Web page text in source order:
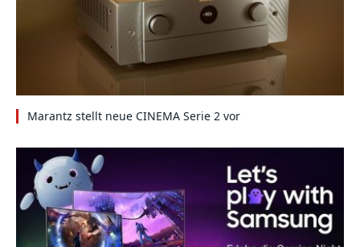
Marantz stellt neue CINEMA Serie 2 vor